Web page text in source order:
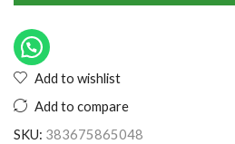
Add to wishlist
Add to compare
SKU: 383675865048